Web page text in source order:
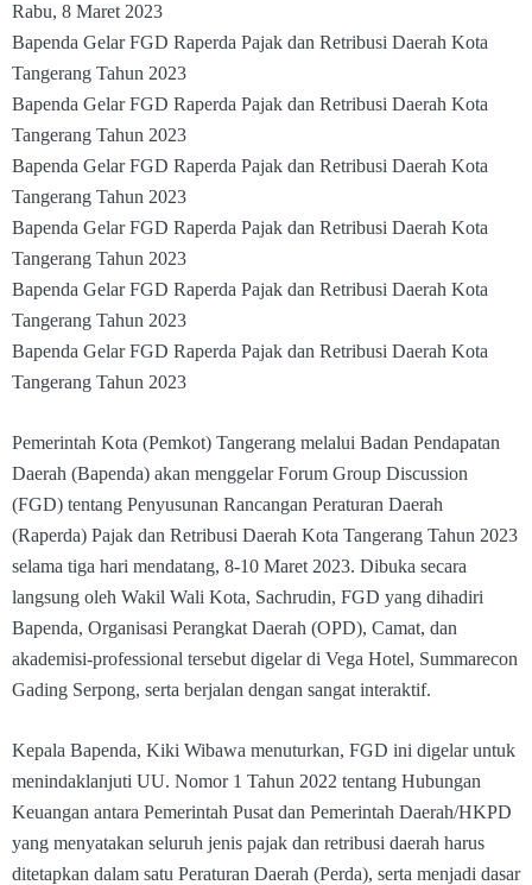
Rabu, 8 Maret 2023
Bapenda Gelar FGD Raperda Pajak dan Retribusi Daerah Kota
Tangerang Tahun 2023
Bapenda Gelar FGD Raperda Pajak dan Retribusi Daerah Kota
Tangerang Tahun 2023
Bapenda Gelar FGD Raperda Pajak dan Retribusi Daerah Kota
Tangerang Tahun 2023
Bapenda Gelar FGD Raperda Pajak dan Retribusi Daerah Kota
Tangerang Tahun 2023
Bapenda Gelar FGD Raperda Pajak dan Retribusi Daerah Kota
Tangerang Tahun 2023
Bapenda Gelar FGD Raperda Pajak dan Retribusi Daerah Kota
Tangerang Tahun 2023
Pemerintah Kota (Pemkot) Tangerang melalui Badan Pendapatan
Daerah (Bapenda) akan menggelar Forum Group Discussion
(FGD) tentang Penyusunan Rancangan Peraturan Daerah
(Raperda) Pajak dan Retribusi Daerah Kota Tangerang Tahun 2023
selama tiga hari mendatang, 8-10 Maret 2023. Dibuka secara
langsung oleh Wakil Wali Kota, Sachrudin, FGD yang dihadiri
Bapenda, Organisasi Perangkat Daerah (OPD), Camat, dan
akademisi-professional tersebut digelar di Vega Hotel, Summarecon
Gading Serpong, serta berjalan dengan sangat interaktif.
Kepala Bapenda, Kiki Wibawa menuturkan, FGD ini digelar untuk
menindaklanjuti UU. Nomor 1 Tahun 2022 tentang Hubungan
Keuangan antara Pemerintah Pusat dan Pemerintah Daerah/HKPD
yang menyatakan seluruh jenis pajak dan retribusi daerah harus
ditetapkan dalam satu Peraturan Daerah (Perda), serta menjadi dasar